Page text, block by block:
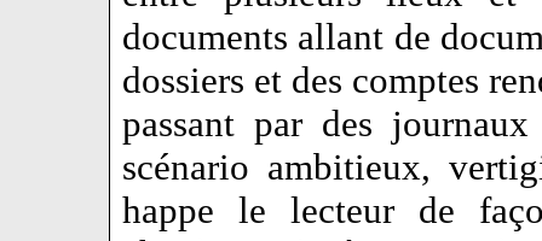
documents allant de
dossiers et des comptes
passant par des
scénario ambitieux,
happe le lecteur de